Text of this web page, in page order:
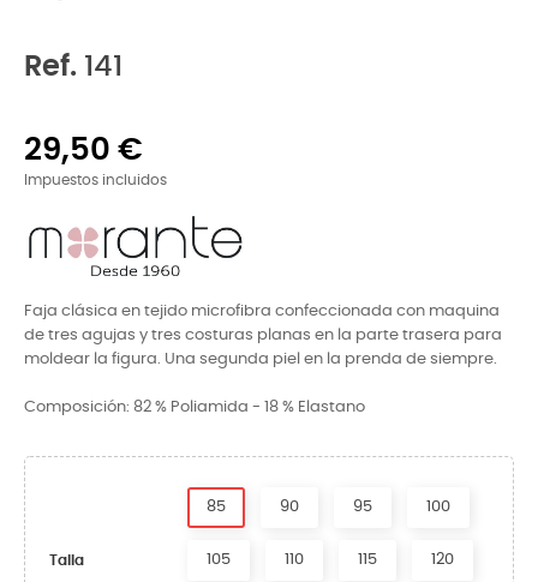
Ref. 141
29,50 €
Impuestos incluidos
Faja clásica en tejido microfibra confeccionada con maquina
de tres agujas y tres costuras planas en la parte trasera para
moldear la figura. Una segunda piel en la prenda de siempre.
Composición: 82 % Poliamida - 18 % Elastano
Talla
85 90 95 100
105 110 115 120